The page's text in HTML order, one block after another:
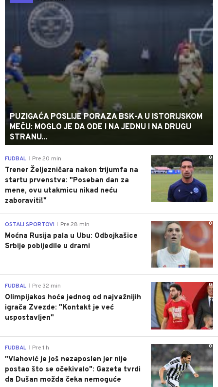
PUZIGAĆA POSLIJE PORAZA BSK-A U ISTORIJSKOM
MEČU: MOGLO JE DA ODE I NA JEDNU I NA DRUGU
STRANU...
0
FUDBAL Pre 20 min
Trener Željezničara nakon trijumfa na
startu prvenstva: "Poseban dan za
mene, ovu utakmicu nikad neću
zaboraviti!"
0
OSTALI SPORTOVI Pre 28 min
Moćna Rusija pala u Ubu: Odbojkašice
Srbije pobijedile u drami
0
FUDBAL Pre 32 min
Olimpijakos hoće jednog od najvažnijih
igrača Zvezde: "Kontakt je već
uspostavljen"
0
FUDBAL Pre 1 h
"Vlahović je još nezaposlen jer nije
postao što se očekivalo": Gazeta tvrdi
da Dušan možda čeka nemoguće